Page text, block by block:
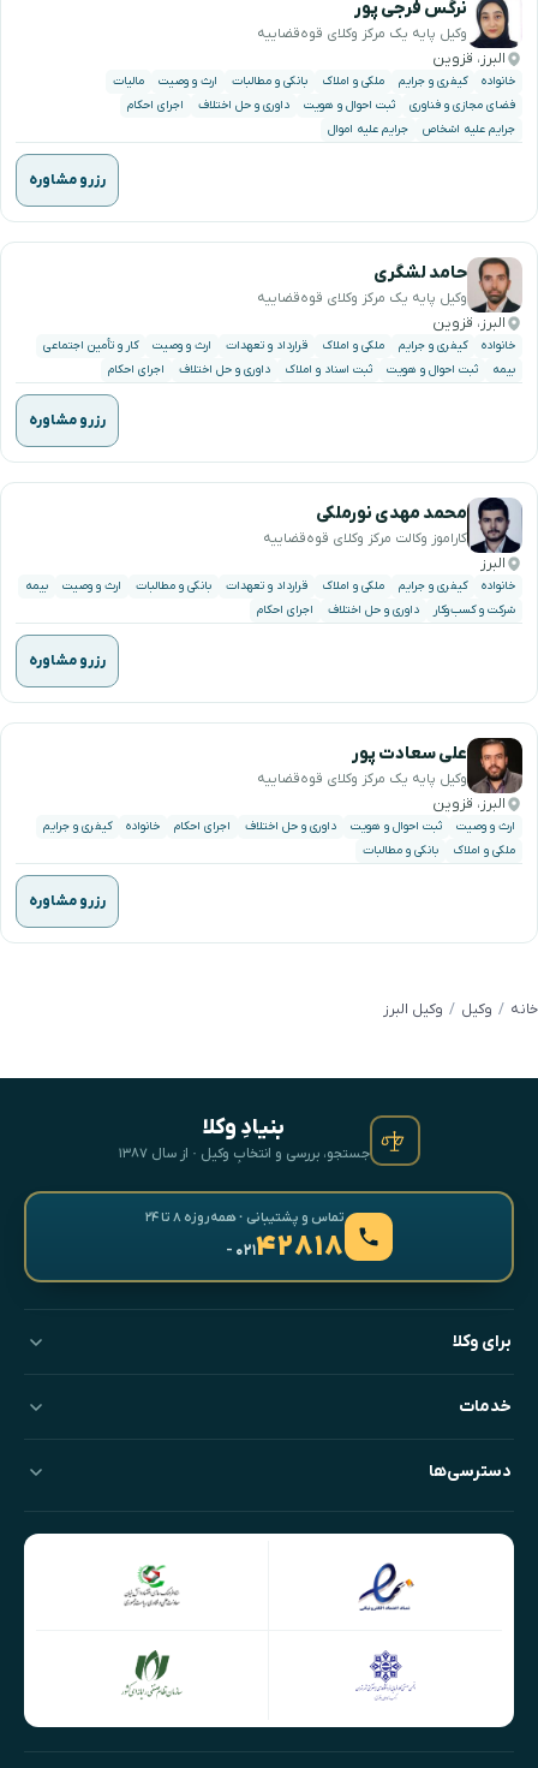
نرگس فرجی پور
وکیل پایه یک مرکز وکلای قوه‌قضاییه
البرز، قزوین
خانواده کیفری و جرایم ملکی و املاک بانکی و مطالبات ارث و وصیت
مالیات
فضای مجازی و فناوری
ثبت احوال و هویت داوری و حل اختلاف
اجرای احکام
جرایم علیه اشخاص
جرایم علیه اموال
رزرو مشاوره
حامد لشگری
وکیل پایه یک مرکز وکلای قوه‌قضاییه
البرز، قزوین
خانواده کیفری و جرایم ملکی و املاک قرارداد و تعهدات ارث و وصیت
کار و تأمین اجتماعی
بیمه
ثبت احوال و هویت ثبت اسناد و املاک داوری و حل اختلاف اجرای احکام
رزرو مشاوره
محمد مهدی نورملکی
کاراموز وکالت مرکز وکلای قوه‌قضاییه
البرز
خانواده کیفری و جرایم ملکی و املاک قرارداد و تعهدات بانکی و مطالبات ارث و وصیت
بیمه
شرکت و کسب‌وکار
داوری و حل اختلاف اجرای احکام
رزرو مشاوره
علی سعادت پور
وکیل پایه یک مرکز وکلای قوه‌قضاییه
البرز، قزوین
ارث و وصیت ثبت احوال و هویت داوری و حل اختلاف اجرای احکام خانواده
کیفری و جرایم
ملکی و املاک
بانکی و مطالبات
رزرو مشاوره
خانه وکیل وکیل البرز
بنیادِ وکلا
جستجو، بررسی و انتخابِ وکیل · از سال ۱۳۸۷
تماس و پشتیبانی · همه‌روزه ۸ تا ۲۴
۴۲۸۱۸- ۰۲۱
برای وکلا
خدمات
دسترسی‌ها